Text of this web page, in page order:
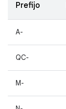
Prefijo
A-
QC-
M-